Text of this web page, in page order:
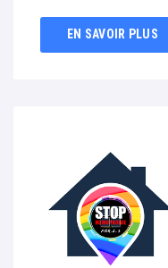
EN SAVOIR PLUS